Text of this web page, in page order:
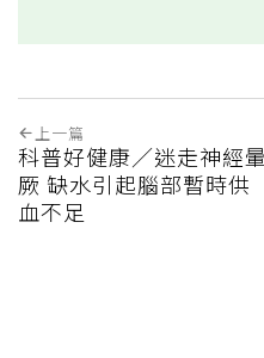
上一篇
科普好健康／迷走神經暈
厥 缺水引起腦部暫時供
血不足